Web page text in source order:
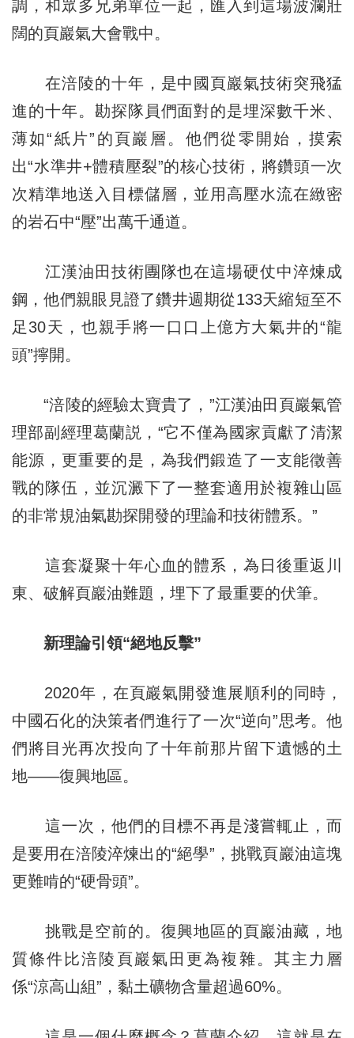
調，和眾多兄弟單位一起，匯入到這場波瀾壯
闊的頁巖氣大會戰中。
在涪陵的十年，是中國頁巖氣技術突飛猛
進的十年。勘探隊員們面對的是埋深數千米、
薄如“紙片”的頁巖層。他們從零開始，摸索
出“水準井+體積壓裂”的核心技術，將鑽頭一次
次精準地送入目標儲層，並用高壓水流在緻密
的岩石中“壓”出萬千通道。
江漢油田技術團隊也在這場硬仗中淬煉成
鋼，他們親眼見證了鑽井週期從133天縮短至不
足30天，也親手將一口口上億方大氣井的“龍
頭”擰開。
“涪陵的經驗太寶貴了，”江漢油田頁巖氣管
理部副經理葛蘭説，“它不僅為國家貢獻了清潔
能源，更重要的是，為我們鍛造了一支能徵善
戰的隊伍，並沉澱下了一整套適用於複雜山區
的非常規油氣勘探開發的理論和技術體系。”
這套凝聚十年心血的體系，為日後重返川
東、破解頁巖油難題，埋下了最重要的伏筆。
新理論引領“絕地反擊”
2020年，在頁巖氣開發進展順利的同時，
中國石化的決策者們進行了一次“逆向”思考。他
們將目光再次投向了十年前那片留下遺憾的土
地——復興地區。
這一次，他們的目標不再是淺嘗輒止，而
是要用在涪陵淬煉出的“絕學”，挑戰頁巖油這塊
更難啃的“硬骨頭”。
挑戰是空前的。復興地區的頁巖油藏，地
質條件比涪陵頁巖氣田更為複雜。其主力層
係“涼高山組”，黏土礦物含量超過60%。